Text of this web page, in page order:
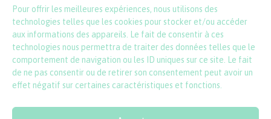
Pour offrir les meilleures expériences, nous utilisons des
technologies telles que les cookies pour stocker et/ou accéder
aux informations des appareils. Le fait de consentir à ces
technologies nous permettra de traiter des données telles que le
comportement de navigation ou les ID uniques sur ce site. Le fait
de ne pas consentir ou de retirer son consentement peut avoir un
effet négatif sur certaines caractéristiques et fonctions.
contact@lincartadefrance.com